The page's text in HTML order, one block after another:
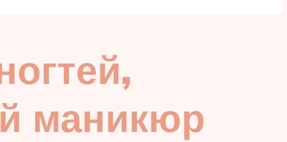
маникюр